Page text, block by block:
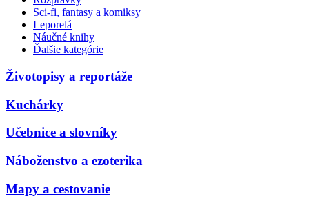
Sci-fi, fantasy a komiksy
Leporelá
Náučné knihy
Ďalšie kategórie
Životopisy a reportáže
Kuchárky
Učebnice a slovníky
Náboženstvo a ezoterika
Mapy a cestovanie